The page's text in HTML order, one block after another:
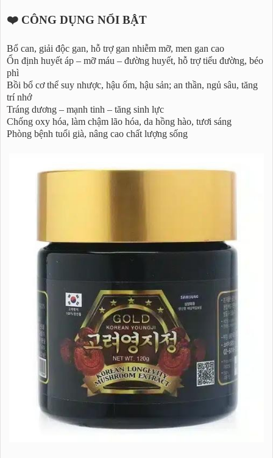
❤️ CÔNG DỤNG NỔI BẬT
Bổ can, giải độc gan, hỗ trợ gan nhiễm mỡ, men gan cao
Ổn định huyết áp – mỡ máu – đường huyết, hỗ trợ tiểu đường, béo
phì
Bồi bổ cơ thể suy nhược, hậu ốm, hậu sản; an thần, ngủ sâu, tăng
trí nhớ
Tráng dương – mạnh tinh – tăng sinh lực
Chống oxy hóa, làm chậm lão hóa, da hồng hào, tươi sáng
Phòng bệnh tuổi già, nâng cao chất lượng sống